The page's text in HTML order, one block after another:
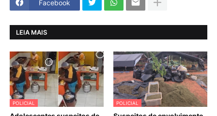
Facebook
LEIA MAIS
POLICIAL POLICIAL